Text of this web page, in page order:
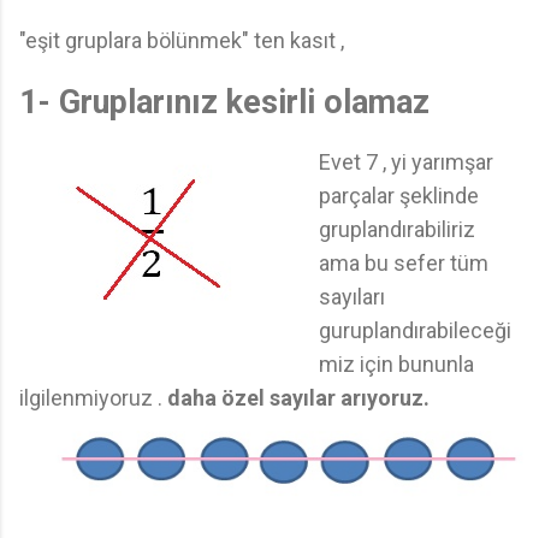
"eşit gruplara bölünmek" ten kasıt ,
1- Gruplarınız kesirli olamaz
Evet 7 , yi yarımşar
parçalar şeklinde
gruplandırabiliriz
ama bu sefer tüm
sayıları
guruplandırabileceği
miz için bununla
ilgilenmiyoruz . daha özel sayılar arıyoruz.